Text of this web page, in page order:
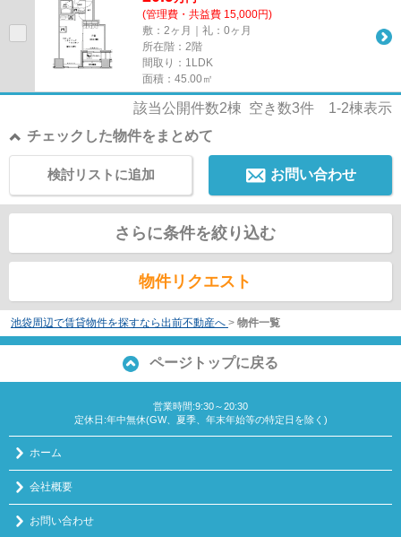
(管理費・共益費 15,000円)
敷：2ヶ月｜礼：0ヶ月
所在階：2階
間取り：1LDK
面積：45.00㎡
該当公開件数2棟 空き数3件 1-2棟表示
チェックした物件をまとめて
お問い合わせ
検討リストに追加
さらに条件を絞り込む
物件リクエスト
池袋周辺で賃貸物件を探すなら出前不動産へ > 物件一覧
ページトップに戻る
営業時間:9:30～20:30
定休日:年中無休(GW、夏季、年末年始等の特定日を除く)
ホーム
会社概要
お問い合わせ